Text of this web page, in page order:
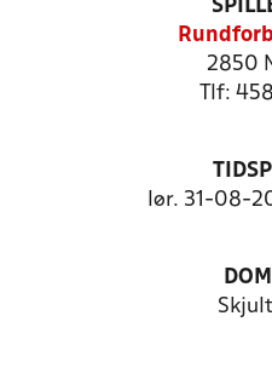
2850
Tlf:
lør. 31-08-